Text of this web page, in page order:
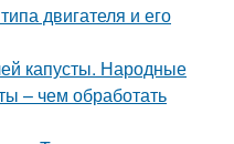
двигателя и его
капусты. Народные
– чем обработать